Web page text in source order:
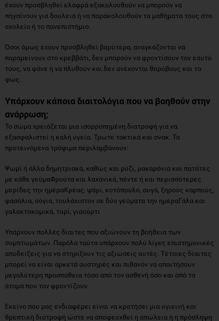
έχουν προσβληθεί ελαφρά εξακολουθούν να μπορούν να
πηγαίνουν για δουλειά ή να παρακολουθούν τα μαθήματα τους στο
σχολείο ή το πανεπιστήμιο.
Όσοι όμως έχουν προσβληθεί βαρύτερα, αναγκάζονται να
παραμείνουν στο κρεββάτι, δεν μπορούν να φροντίσουν τον εαυτό
τους, να φάνε ή να πλυθούν και δεν ανέχονται θορύβους και το
φως.
Υπάρχουν κάποια διαιτολόγια που να βοηθούν στην
ανάρρωση;
Το σώμα χρειάζεται μια ισορροπημένη διατροφή για να
εξασφαλιστεί η καλή υγεία. Τρωτε τακτικά και σνακ. Τα
προτεινόμενα τρόφιμα περιλαμβάνουν:
Ψωμί ή άλλα δημητριακά, καθώς και ρύζι, μακαρόνια και πατάτες
με κάθε γεύμαΦρούτα και λαχανικά, πέντε ή και περισσότερες
μερίδες την ημέραΚρέας, ψάρι, κοτόπουλο, αυγά, ξηρούς καρπούς,
φασόλια, σόγια, τουλάχιστον σε δύο γεύματα την ημέραΓάλα και
γαλακτοκομικά, τυρί, γιαούρτι
Υπάρχουν πολλές δίαιτες που αξιώνουν τη βοήθεια των
συμπτωμάτων. Παρόλα ταύτα υπάρχουν πολύ λίγες επιστημονικές
αποδείξεις για να στηρίξουν τις αξιώσεις αυτές. Τέτοιες δίαιτες
μπορεί να είναι αρκετά αυστηρές και πιθανόν να απαιτήσουν
μεγαλύτερη προσπάθεια τόσο από τον ασθενή όσο και από τα
άτομα που τον φροντίζουν.
Εκείνο που μας ενδιαφέρει είναι να κρατήσει μια υγιεινή και
θρεπτική διατροφή ώστε να αποφευχθεί η απώλεια ή η πρόσληψη